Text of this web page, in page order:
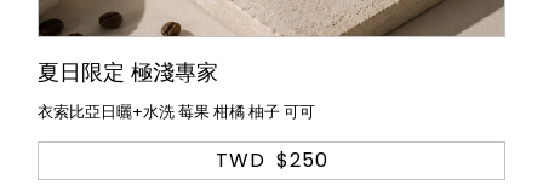
夏日限定 極淺專家
衣索比亞日曬+水洗 莓果 柑橘 柚子 可可
TWD $250